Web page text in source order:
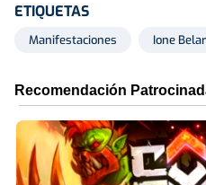
ETIQUETAS
Manifestaciones Ione